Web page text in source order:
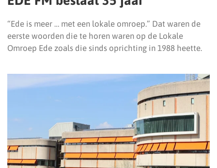
“Ede is meer … met een lokale omroep.” Dat waren de
eerste woorden die te horen waren op de Lokale
Omroep Ede zoals die sinds oprichting in 1988 heette.